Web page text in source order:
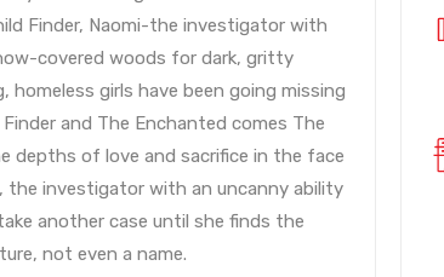
Finder, Naomi-the investigator with
covered woods for dark, gritty
girls have been going missing
and The Enchanted comes The
depths of love and sacrifice in the face
the investigator with an uncanny ability
another case until she finds the
not even a name.